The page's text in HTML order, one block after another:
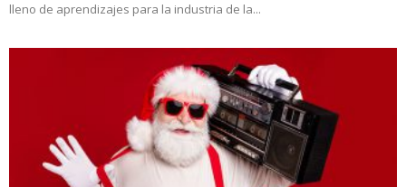
lleno de aprendizajes para la industria de la...